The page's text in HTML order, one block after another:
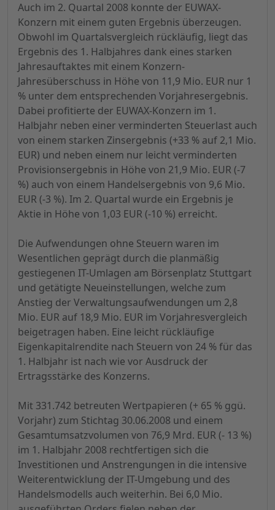
Auch im 2. Quartal 2008 konnte der EUWAX-
Konzern mit einem guten Ergebnis überzeugen.
Obwohl im Quartalsvergleich rückläufig, liegt das
Ergebnis des 1. Halbjahres dank eines starken
Jahresauftaktes mit einem Konzern-
Jahresüberschuss in Höhe von 11,9 Mio. EUR nur 1
% unter dem entsprechenden Vorjahresergebnis.
Dabei profitierte der EUWAX-Konzern im 1.
Halbjahr neben einer verminderten Steuerlast auch
von einem starken Zinsergebnis (+33 % auf 2,1 Mio.
EUR) und neben einem nur leicht verminderten
Provisionsergebnis in Höhe von 21,9 Mio. EUR (-7
%) auch von einem Handelsergebnis von 9,6 Mio.
EUR (-3 %). Im 2. Quartal wurde ein Ergebnis je
Aktie in Höhe von 1,03 EUR (-10 %) erreicht.
Die Aufwendungen ohne Steuern waren im
Wesentlichen geprägt durch die planmäßig
gestiegenen IT-Umlagen am Börsenplatz Stuttgart
und getätigte Neueinstellungen, welche zum
Anstieg der Verwaltungsaufwendungen um 2,8
Mio. EUR auf 18,9 Mio. EUR im Vorjahresvergleich
beigetragen haben. Eine leicht rückläufige
Eigenkapitalrendite nach Steuern von 24 % für das
1. Halbjahr ist nach wie vor Ausdruck der
Ertragsstärke des Konzerns.
Mit 331.742 betreuten Wertpapieren (+ 65 % ggü.
Vorjahr) zum Stichtag 30.06.2008 und einem
Gesamtumsatzvolumen von 76,9 Mrd. EUR (- 13 %)
im 1. Halbjahr 2008 rechtfertigen sich die
Investitionen und Anstrengungen in die intensive
Weiterentwicklung der IT-Umgebung und des
Handelsmodells auch weiterhin. Bei 6,0 Mio.